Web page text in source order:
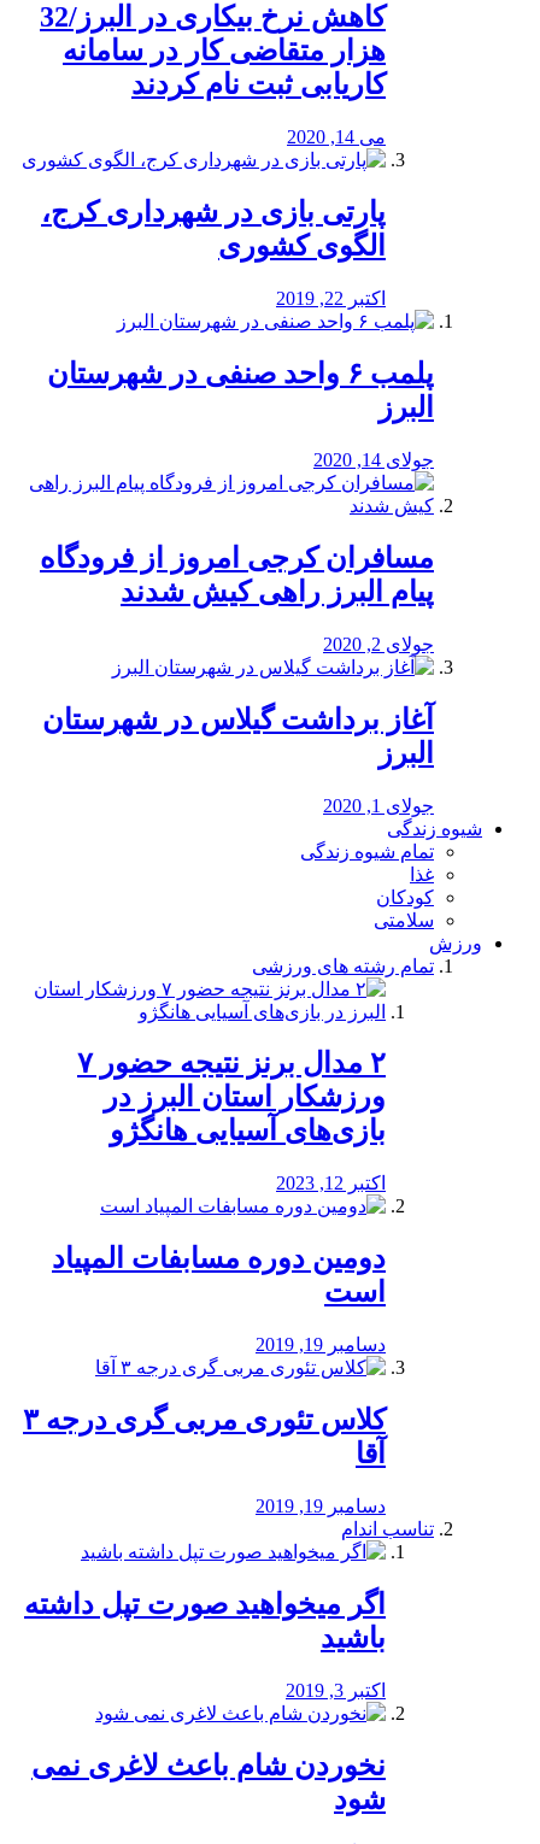
کاهش نرخ بیکاری در البرز/32
هزار متقاضی کار در سامانه
کاریابی ثبت نام کردند
می 14, 2020
پارتی بازی در شهرداری کرج،
الگوی کشوری
اکتبر 22, 2019
پلمب ۶ واحد صنفی در شهرستان
البرز
جولای 14, 2020
مسافران کرجی امروز از فرودگاه
پیام البرز راهی کیش شدند
جولای 2, 2020
آغاز برداشت گیلاس در شهرستان
البرز
جولای 1, 2020
شیوه زندگی
تمام شیوه زندگی
غذا
کودکان
سلامتی
ورزش
تمام رشته های ورزشی
۲ مدال برنز نتیجه حضور ۷
ورزشکار استان البرز در
بازی‌های آسیایی هانگژو
اکتبر 12, 2023
دومین دوره مسابفات المپیاد
است
دسامبر 19, 2019
کلاس تئوری مربی گری درجه ۳
آقا
دسامبر 19, 2019
تناسب اندام
اگر میخواهید صورت تپل داشته
باشید
اکتبر 3, 2019
نخوردن شام باعث لاغری نمی
‌شود